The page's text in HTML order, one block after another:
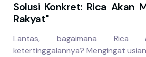
Solusi Konkret: Rica Akan
Rakyat"
Lantas, bagaimana Rica
ketertinggalannya? Mengingat